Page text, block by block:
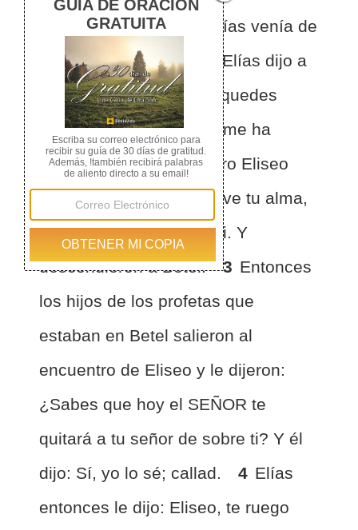
cielo en un torbellino, Elías venía de
Gilgal con Eliseo.
Y Elías dijo a
Eliseo: Te ruego que te quedes
aquí, porque el SEÑOR me ha
enviado hasta Betel. Pero Eliseo
dijo: Vive el SEÑOR y vive tu alma,
que no me apartaré de ti. Y
descendieron a Betel.
3 Entonces
los hijos de los profetas que
estaban en Betel salieron al
encuentro de Eliseo y le dijeron:
¿Sabes que hoy el SEÑOR te
quitará a tu señor de sobre ti? Y él
dijo: Sí, yo lo sé; callad.
4 Elías
entonces le dijo: Eliseo, te ruego